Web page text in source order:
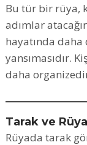
Bu tür bir rüya,
adımlar
hayatında
yansımasıdır.
daha
Tarak ve
Rüyada tarak